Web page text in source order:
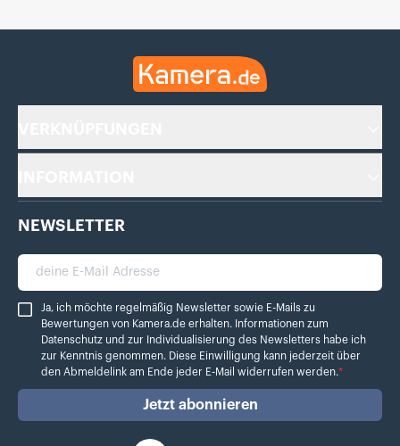
Kamera.de
NEWSLETTER
deine E-Mail Adresse
Ja, ich möchte regelmäßig Newsletter sowie E-Mails zu Bewertungen von
Ja, ich möchte regelmäßig Newsletter sowie E-Mails zu
Bewertungen von Kamera.de erhalten. Informationen zum
Datenschutz und zur Individualisierung des Newsletters habe ich
zur Kenntnis genommen. Diese Einwilligung kann jederzeit über
den Abmeldelink am Ende jeder E-Mail widerrufen werden.*
Jetzt abonnieren